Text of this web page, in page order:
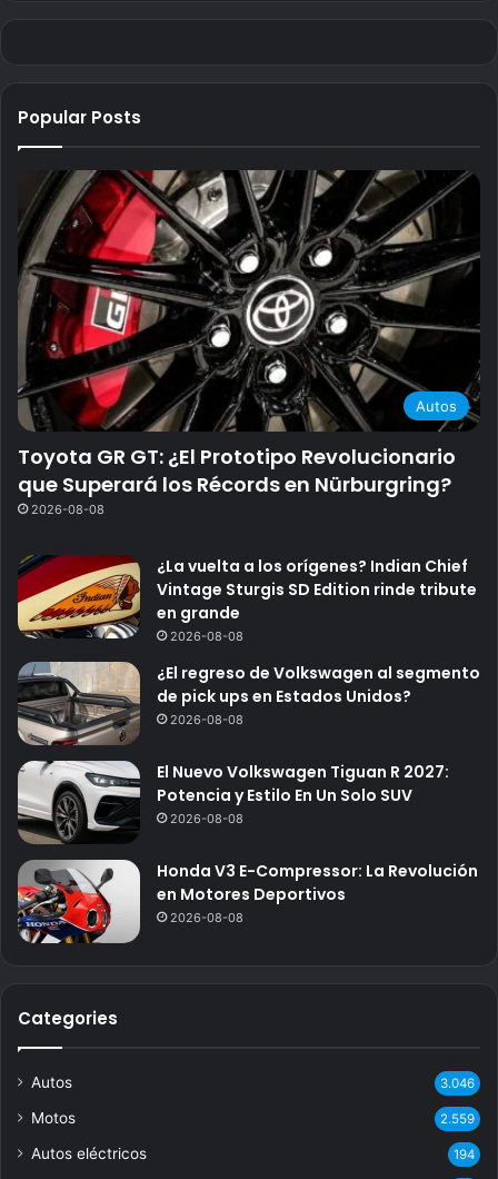
Popular Posts
Autos
Toyota GR GT: ¿El Prototipo Revolucionario
que Superará los Récords en Nürburgring?
2026-08-08
¿La vuelta a los orígenes? Indian Chief
Vintage Sturgis SD Edition rinde tribute
en grande
2026-08-08
¿El regreso de Volkswagen al segmento
de pick ups en Estados Unidos?
2026-08-08
El Nuevo Volkswagen Tiguan R 2027:
Potencia y Estilo En Un Solo SUV
2026-08-08
Honda V3 E-Compressor: La Revolución
en Motores Deportivos
2026-08-08
Categories
Autos 3.046
Motos 2.559
Autos eléctricos 194